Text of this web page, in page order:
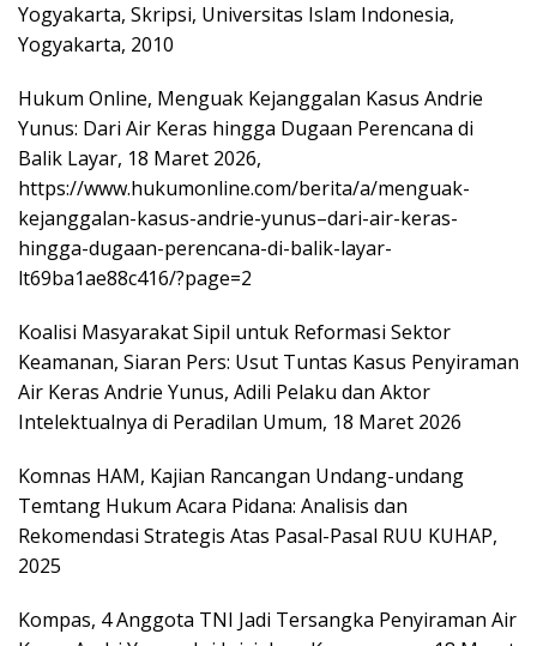
Yogyakarta, Skripsi, Universitas Islam Indonesia,
Yogyakarta, 2010
Hukum Online, Menguak Kejanggalan Kasus Andrie
Yunus: Dari Air Keras hingga Dugaan Perencana di
Balik Layar, 18 Maret 2026,
https://www.hukumonline.com/berita/a/menguak-
kejanggalan-kasus-andrie-yunus–dari-air-keras-
hingga-dugaan-perencana-di-balik-layar-
lt69ba1ae88c416/?page=2
Koalisi Masyarakat Sipil untuk Reformasi Sektor
Keamanan, Siaran Pers: Usut Tuntas Kasus Penyiraman
Air Keras Andrie Yunus, Adili Pelaku dan Aktor
Intelektualnya di Peradilan Umum, 18 Maret 2026
Komnas HAM, Kajian Rancangan Undang-undang
Temtang Hukum Acara Pidana: Analisis dan
Rekomendasi Strategis Atas Pasal-Pasal RUU KUHAP,
2025
Kompas, 4 Anggota TNI Jadi Tersangka Penyiraman Air